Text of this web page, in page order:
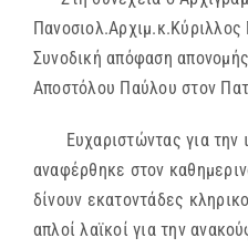
Συνοδική απόφαση
Αποστόλου Παύλου στον
Ευχαριστώντας για την
αναφέρθηκε στον
δίνουν εκατοντάδες
απλοί λαϊκοί για την